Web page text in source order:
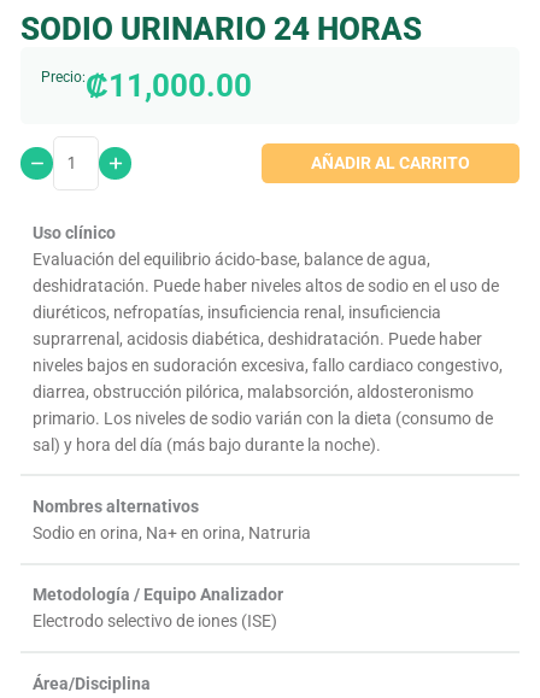
SODIO URINARIO 24 HORAS
Precio:₡11,000.00
AÑADIR AL CARRITO
Uso clínico
Evaluación del equilibrio ácido-base, balance de agua,
deshidratación. Puede haber niveles altos de sodio en el uso de
diuréticos, nefropatías, insuficiencia renal, insuficiencia
suprarrenal, acidosis diabética, deshidratación. Puede haber
niveles bajos en sudoración excesiva, fallo cardiaco congestivo,
diarrea, obstrucción pilórica, malabsorción, aldosteronismo
primario. Los niveles de sodio varián con la dieta (consumo de
sal) y hora del día (más bajo durante la noche).
Nombres alternativos
Sodio en orina, Na+ en orina, Natruria
Metodología / Equipo Analizador
Electrodo selectivo de iones (ISE)
Área/Disciplina